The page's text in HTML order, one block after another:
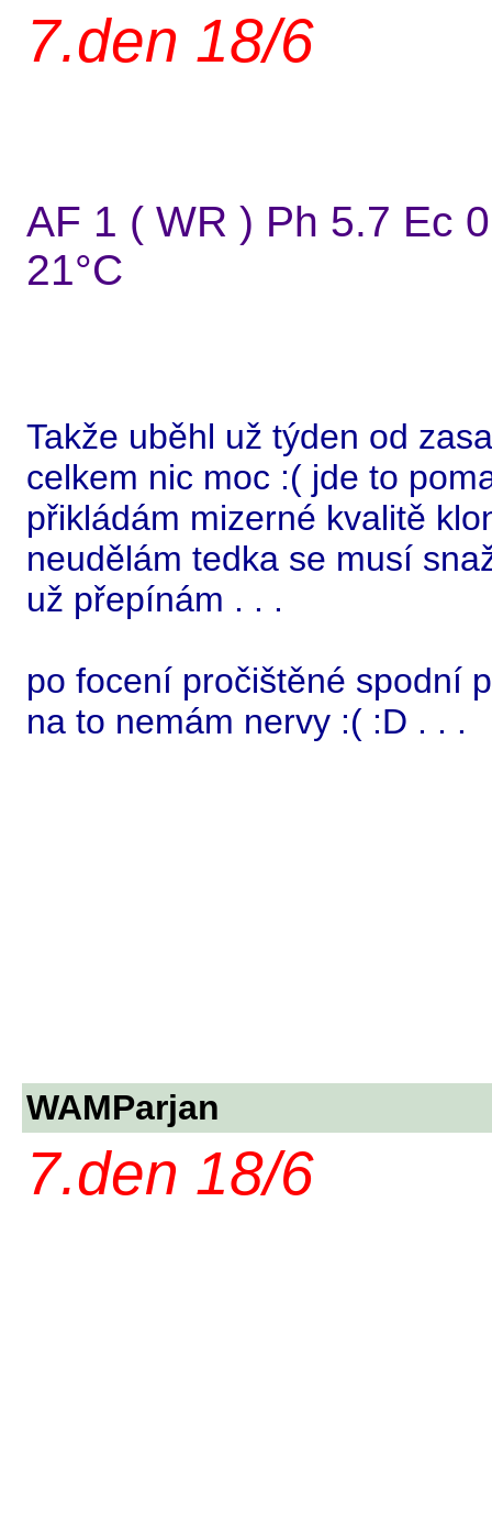
7.den 18/6
AF 1 ( WR ) Ph 5.7 Ec
21°C
Takže uběhl už týden od
celkem nic moc :( jde to
přikládám mizerné kvalitě
neudělám tedka se musí
už přepínám . . .
po focení pročištěné spodní
na to nemám nervy :( :D . . .
WAMParjan
7.den 18/6